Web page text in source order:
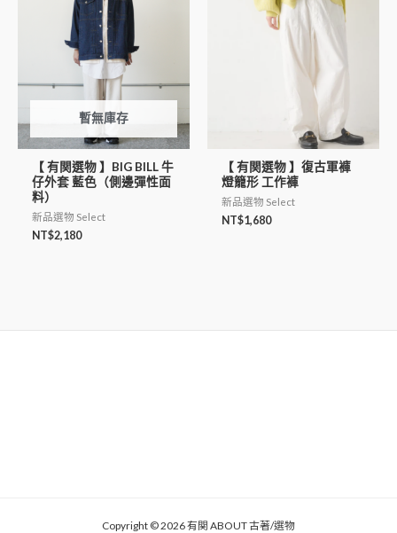
暫無庫存
【 有関選物 】BIG BILL 牛
仔外套 藍色（側邊彈性面
料）
新品選物 Select
NT$2,180
【 有関選物 】復古軍褲
燈籠形 工作褲
新品選物 Select
NT$1,680
Copyright © 2026 有関 ABOUT 古著/選物